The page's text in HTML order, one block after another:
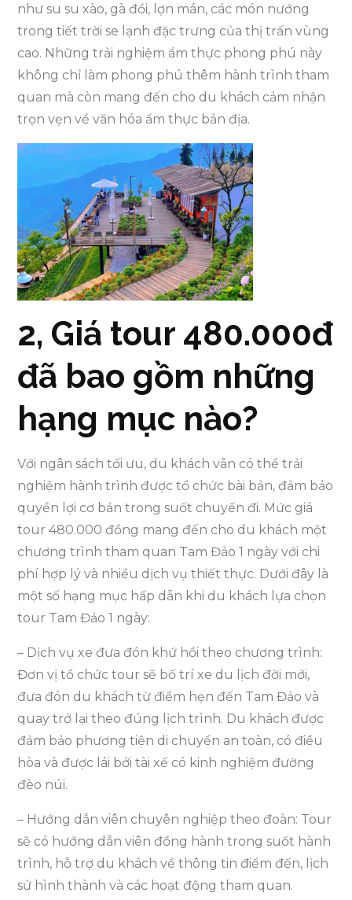
như su su xào, gà đồi, lợn mán, các món nướng
trong tiết trời se lạnh đặc trưng của thị trấn vùng
cao. Những trải nghiệm ẩm thực phong phú này
không chỉ làm phong phú thêm hành trình tham
quan mà còn mang đến cho du khách cảm nhận
trọn vẹn về văn hóa ẩm thực bản địa.
2, Giá tour 480.000đ
đã bao gồm những
hạng mục nào?
Với ngân sách tối ưu, du khách vẫn có thể trải
nghiệm hành trình được tổ chức bài bản, đảm bảo
quyền lợi cơ bản trong suốt chuyến đi. Mức giá
tour 480.000 đồng mang đến cho du khách một
chương trình tham quan Tam Đảo 1 ngày với chi
phí hợp lý và nhiều dịch vụ thiết thực. Dưới đây là
một số hạng mục hấp dẫn khi du khách lựa chọn
tour Tam Đảo 1 ngày:
– Dịch vụ xe đưa đón khứ hồi theo chương trình:
Đơn vị tổ chức tour sẽ bố trí xe du lịch đời mới,
đưa đón du khách từ điểm hẹn đến Tam Đảo và
quay trở lại theo đúng lịch trình. Du khách được
đảm bảo phương tiện di chuyển an toàn, có điều
hòa và được lái bởi tài xế có kinh nghiệm đường
đèo núi.
– Hướng dẫn viên chuyên nghiệp theo đoàn: Tour
sẽ có hướng dẫn viên đồng hành trong suốt hành
trình, hỗ trợ du khách về thông tin điểm đến, lịch
sử hình thành và các hoạt động tham quan.